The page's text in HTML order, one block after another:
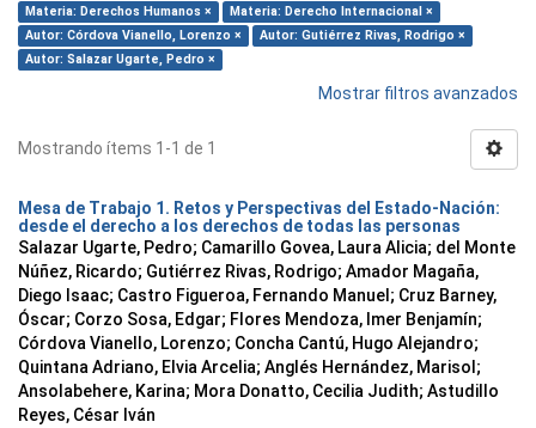
Materia: Derechos Humanos ×
Materia: Derecho Internacional ×
Autor: Córdova Vianello, Lorenzo ×
Autor: Gutiérrez Rivas, Rodrigo ×
Autor: Salazar Ugarte, Pedro ×
Mostrar filtros avanzados
Mostrando ítems 1-1 de 1
Mesa de Trabajo 1. Retos y Perspectivas del Estado-Nación:
desde el derecho a los derechos de todas las personas
Salazar Ugarte, Pedro; Camarillo Govea, Laura Alicia; del Monte
Núñez, Ricardo; Gutiérrez Rivas, Rodrigo; Amador Magaña,
Diego Isaac; Castro Figueroa, Fernando Manuel ; Cruz Barney,
Óscar; Corzo Sosa, Edgar; Flores Mendoza, Imer Benjamín;
Córdova Vianello, Lorenzo; Concha Cantú, Hugo Alejandro;
Quintana Adriano, Elvia Arcelia; Anglés Hernández, Marisol ;
Ansolabehere, Karina; Mora Donatto, Cecilia Judith; Astudillo
Reyes, César Iván